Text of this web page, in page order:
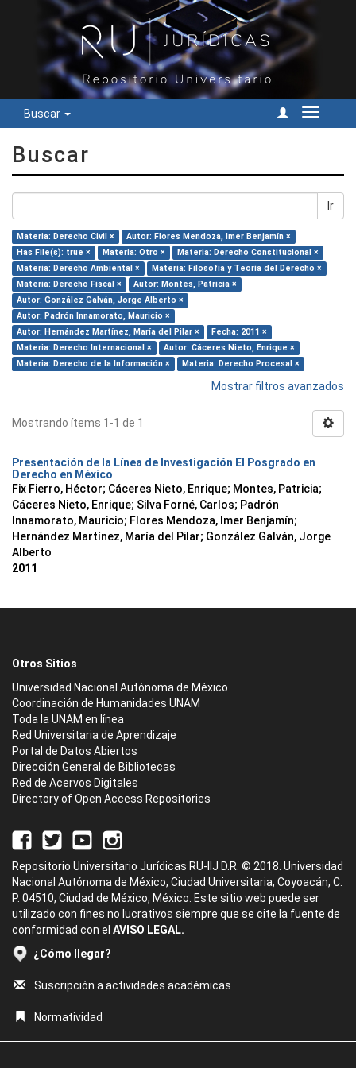
Buscar
Cambiar
Buscar
Ir
Materia: Derecho Civil ×
Autor: Flores Mendoza, Imer Benjamín ×
Has File(s): true ×
Materia: Otro ×
Materia: Derecho Constitucional ×
Materia: Derecho Ambiental ×
Materia: Filosofía y Teoría del Derecho ×
Materia: Derecho Fiscal ×
Autor: Montes, Patricia ×
Autor: González Galván, Jorge Alberto ×
Autor: Padrón Innamorato, Mauricio ×
Autor: Hernández Martínez, María del Pilar ×
Fecha: 2011 ×
Materia: Derecho Internacional ×
Autor: Cáceres Nieto, Enrique ×
Materia: Derecho de la Información ×
Materia: Derecho Procesal ×
Mostrar filtros avanzados
Mostrando ítems 1-1 de 1
Presentación de la Línea de Investigación El Posgrado en
Derecho en México
Fix Fierro, Héctor; Cáceres Nieto, Enrique; Montes, Patricia;
Cáceres Nieto, Enrique; Silva Forné, Carlos; Padrón
Innamorato, Mauricio; Flores Mendoza, Imer Benjamín;
Hernández Martínez, María del Pilar; González Galván, Jorge
Alberto
2011
Otros Sitios
Universidad Nacional Autónoma de México
Coordinación de Humanidades UNAM
Toda la UNAM en línea
Red Universitaria de Aprendizaje
Portal de Datos Abiertos
Dirección General de Bibliotecas
Red de Acervos Digitales
Directory of Open Access Repositories
Repositorio Universitario Jurídicas RU-IIJ D.R. © 2018. Universidad
Nacional Autónoma de México, Ciudad Universitaria, Coyoacán, C.
P. 04510, Ciudad de México, México. Este sitio web puede ser
utilizado con fines no lucrativos siempre que se cite la fuente de
conformidad con el AVISO LEGAL.
¿Cómo llegar?
Suscripción a actividades académicas
Normatividad